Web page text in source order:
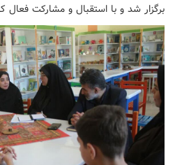
برگزار شد و با استقبال و مشارکت فعال